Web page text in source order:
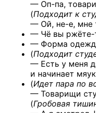
— Оп-па,
(Подходит к
— Ой, не-е, мне
— Чё вы ржёте-
— Форма
(Подходит
— Есть у меня
и начинает
(Идет пара по
— Товарищи
(Гробовая